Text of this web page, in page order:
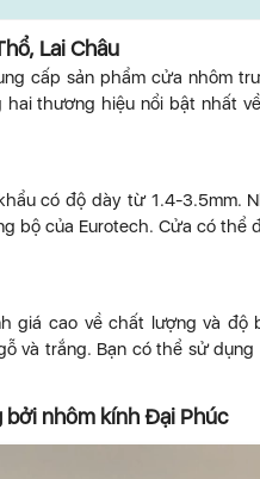
Lai Châu
cấp sản phẩm cửa nhôm
thương hiệu nổi bật nhất
có độ dày từ 1.4-3.5mm.
bộ của Eurotech. Cửa có
giá cao về chất lượng và độ
và trắng. Bạn có thể sử
nhôm kính Đại Phúc